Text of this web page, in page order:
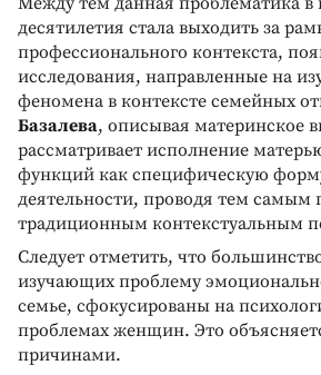
десятилетия стала выходить за
профессионального контекста,
исследования, направленные на
феномена в контексте семейных
Базалева, описывая материнское
рассматривает исполнение
функций как специфическую
деятельности, проводя тем самым
традиционным контекстуальным
Следует отметить, что
изучающих проблему
семье, сфокусированы на
проблемах женщин. Это
причинами.